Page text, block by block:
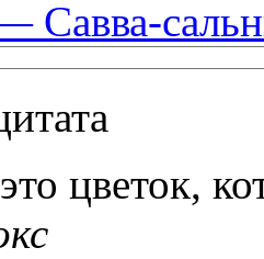
Савва-
цветок,